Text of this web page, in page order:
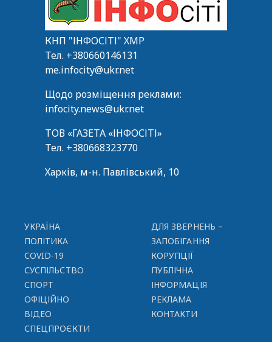
КНП "ІНФОСІТІ" ХМР
Тел. +380660146131
me.infocity@ukr.net
Щодо розміщення реклами:
infocity.news@ukr.net
ТОВ «ГАЗЕТА «ІНФОСІТІ»
Тел. +380668323770
Харків, м-н. Павлівський, 10
УКРАЇНА
ПОЛІТИКА
COVID-19
СУСПІЛЬСТВО
СПОРТ
ОФІЦІЙНО
ВІДЕО
СПЕЦПРОЄКТИ
ДЛЯ ЗВЕРНЕНЬ –
ЗАПОБІГАННЯ
КОРУПЦІЇ
ПУБЛІЧНА
ІНФОРМАЦІЯ
РЕКЛАМА
КОНТАКТИ